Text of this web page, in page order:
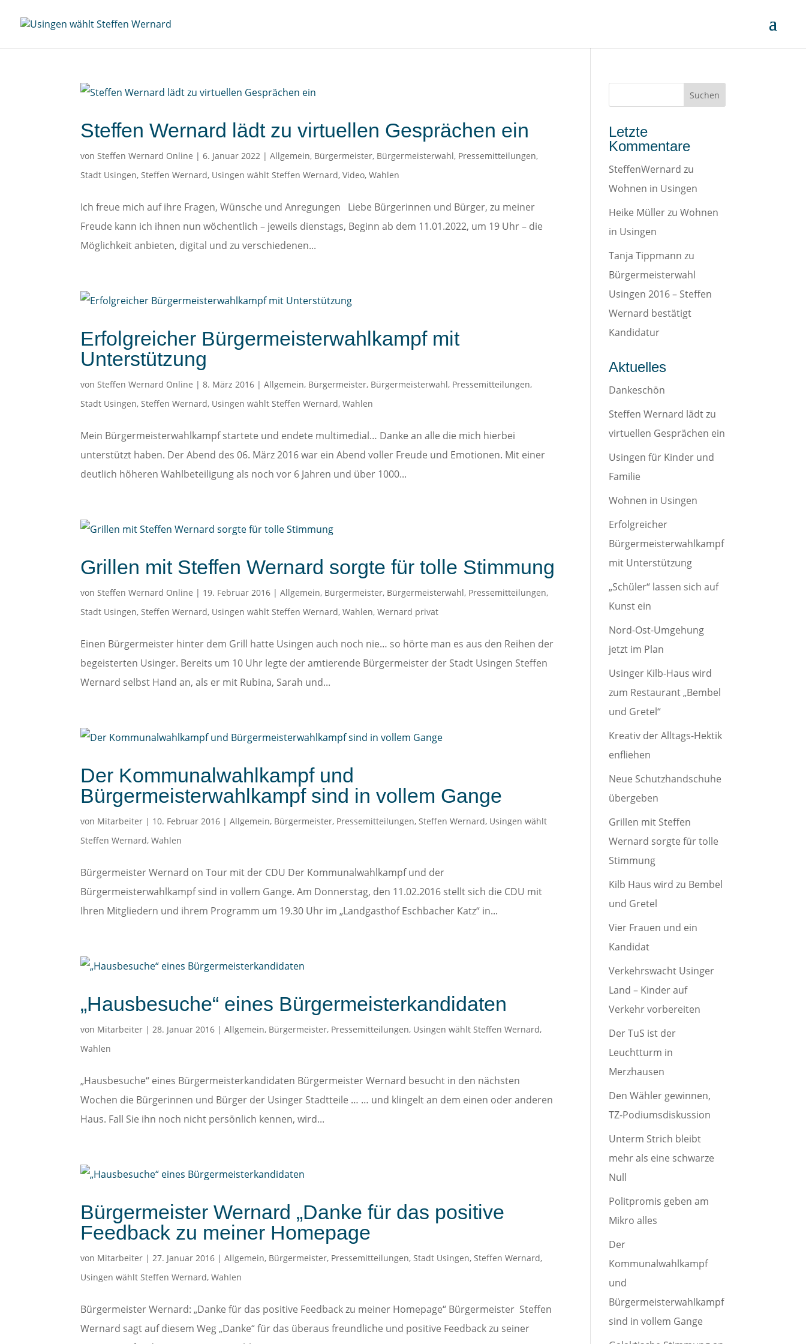
Steffen Wernard lädt zu virtuellen Gesprächen ein
vonSteffen Wernard Online |6. Januar 2022 |Allgemein, Bürgermeister, Bürgermeisterwahl, Pressemitteilungen,
Stadt Usingen,Steffen Wernard, Usingen wählt Steffen Wernard,Video,Wahlen
Ich freue mich auf ihre Fragen, Wünsche und Anregungen Liebe Bürgerinnen und Bürger, zu meiner
Freude kann ich ihnen nun wöchentlich – jeweils dienstags, Beginn ab dem 11.01.2022, um 19 Uhr – die
Möglichkeit anbieten, digital und zu verschiedenen...
Erfolgreicher Bürgermeisterwahlkampf mit
Unterstützung
vonSteffen Wernard Online |8. März 2016 |Allgemein, Bürgermeister, Bürgermeisterwahl, Pressemitteilungen,
Stadt Usingen,Steffen Wernard, Usingen wählt Steffen Wernard,Wahlen
Mein Bürgermeisterwahlkampf startete und endete multimedial… Danke an alle die mich hierbei
unterstützt haben. Der Abend des 06. März 2016 war ein Abend voller Freude und Emotionen. Mit einer
deutlich höheren Wahlbeteiligung als noch vor 6 Jahren und über 1000...
Grillen mit Steffen Wernard sorgte für tolle Stimmung
vonSteffen Wernard Online | 19. Februar 2016 |Allgemein, Bürgermeister, Bürgermeisterwahl, Pressemitteilungen,
Stadt Usingen,Steffen Wernard, Usingen wählt Steffen Wernard,Wahlen,Wernard privat
Einen Bürgermeister hinter dem Grill hatte Usingen auch noch nie… so hörte man es aus den Reihen der
begeisterten Usinger. Bereits um 10 Uhr legte der amtierende Bürgermeister der Stadt Usingen Steffen
Wernard selbst Hand an, als er mit Rubina, Sarah und...
Der Kommunalwahlkampf und
Bürgermeisterwahlkampf sind in vollem Gange
von Mitarbeiter | 10. Februar 2016 |Allgemein, Bürgermeister, Pressemitteilungen,Steffen Wernard, Usingen wählt
Steffen Wernard,Wahlen
Bürgermeister Wernard on Tour mit der CDU Der Kommunalwahlkampf und der
Bürgermeisterwahlkampf sind in vollem Gange. Am Donnerstag, den 11.02.2016 stellt sich die CDU mit
Ihren Mitgliedern und ihrem Programm um 19.30 Uhr im „Landgasthof Eschbacher Katz“ in...
„Hausbesuche“ eines Bürgermeisterkandidaten
von Mitarbeiter |28. Januar 2016 |Allgemein, Bürgermeister, Pressemitteilungen, Usingen wählt Steffen Wernard,
Wahlen
„Hausbesuche“ eines Bürgermeisterkandidaten Bürgermeister Wernard besucht in den nächsten
Wochen die Bürgerinnen und Bürger der Usinger Stadtteile … … und klingelt an dem einen oder anderen
Haus. Fall Sie ihn noch nicht persönlich kennen, wird...
Bürgermeister Wernard „Danke für das positive
Feedback zu meiner Homepage
von Mitarbeiter |27. Januar 2016 |Allgemein, Bürgermeister, Pressemitteilungen,Stadt Usingen,Steffen Wernard,
Usingen wählt Steffen Wernard,Wahlen
Bürgermeister Wernard: „Danke für das positive Feedback zu meiner Homepage“ Bürgermeister Steffen
Wernard sagt auf diesem Weg „Danke“ für das überaus freundliche und positive Feedback zu seiner
Letzte
Kommentare
SteffenWernard zu
Wohnen in Usingen
Heike MüllerzuWohnen
in Usingen
Tanja Tippmann zu
Bürgermeisterwahl
Usingen 2016 – Steffen
Wernard bestätigt
Kandidatur
Aktuelles
Dankeschön
Steffen Wernard lädt zu
virtuellen Gesprächen ein
Usingen für Kinder und
Familie
Wohnen in Usingen
Erfolgreicher
Bürgermeisterwahlkampf
mit Unterstützung
„Schüler“ lassen sich auf
Kunst ein
Nord-Ost-Umgehung
jetzt im Plan
Usinger Kilb-Haus wird
zum Restaurant „Bembel
und Gretel“
Kreativ der Alltags-Hektik
enfliehen
Neue Schutzhandschuhe
übergeben
Grillen mit Steffen
Wernard sorgte für tolle
Stimmung
Kilb Haus wird zu Bembel
und Gretel
Vier Frauen und ein
Kandidat
Verkehrswacht Usinger
Land – Kinder auf
Verkehr vorbereiten
Der TuS ist der
Leuchtturm in
Merzhausen
Den Wähler gewinnen,
TZ-Podiumsdiskussion
Unterm Strich bleibt
mehr als eine schwarze
Null
Politpromis geben am
Mikro alles
Der
Kommunalwahlkampf
und
Bürgermeisterwahlkampf
sind in vollem Gange